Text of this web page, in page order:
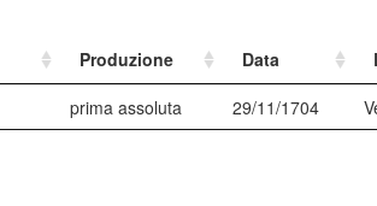
Produzione Data
prima assoluta 29/11/1704